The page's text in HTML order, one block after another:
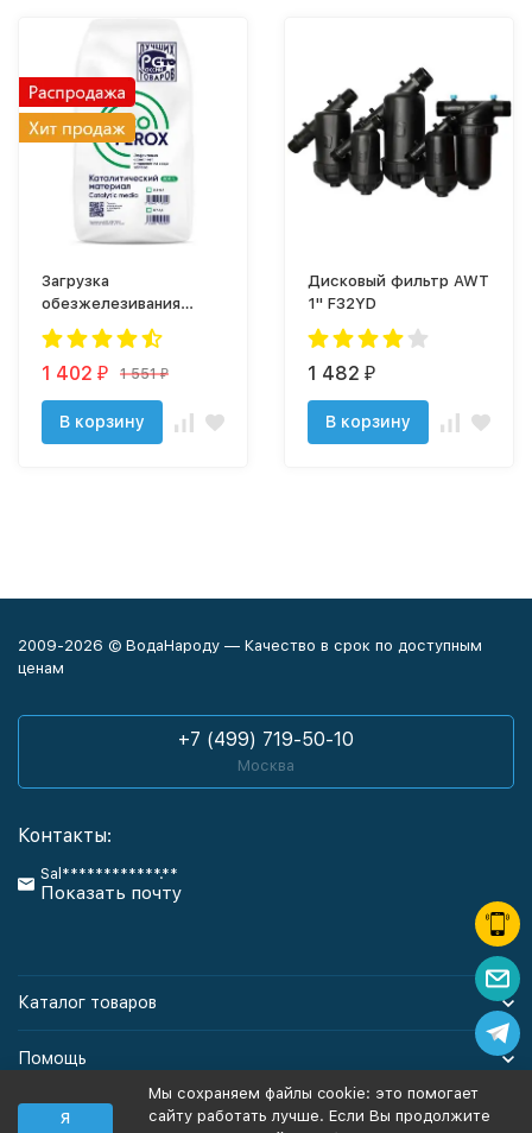
Загрузка
обезжелезивания
EcoFerox (фр. 0,7-1,5
мм, 20л, 11-13 кг)
1 402 ₽ 1 551 ₽
В корзину
Дисковый фильтр AWT
1" F32YD
1 482 ₽
В корзину
2009-2026 © ВодаНароду — Качество в срок по доступным
ценам
+7 (499) 719-50-10
Москва
Контакты:
Sal************.**
Показать почту
Каталог товаров
Помощь
Информация
Я
Мы сохраняем файлы cookie: это помогает
сайту работать лучше. Если Вы продолжите